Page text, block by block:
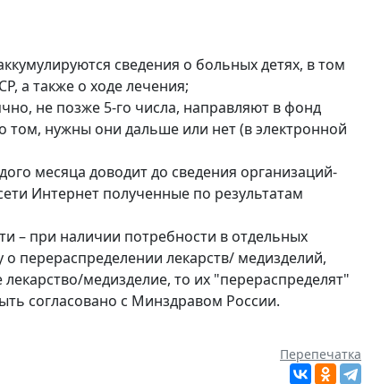
сведения о больных детях, в том
а также о ходе лечения;
не позже 5-го числа, направляют в фонд
том, нужны они дальше или нет (в электронной
месяца доводит до сведения организаций-
Интернет полученные по результатам
– при наличии потребности в отдельных
перераспределении лекарств/ медизделий,
медизделие, то их "перераспределят"
согласовано с Минздравом России.
Перепечатка